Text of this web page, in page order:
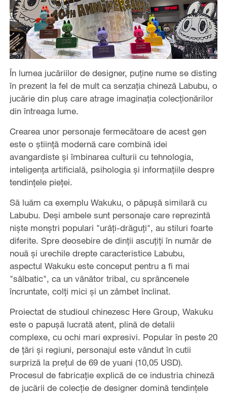
În lumea jucăriilor de designer, puține nume se disting
în prezent la fel de mult ca senzația chineză Labubu, o
jucărie din pluș care atrage imaginația colecționărilor
din întreaga lume.
Crearea unor personaje fermecătoare de acest gen
este o știință modernă care combină idei
avangardiste și îmbinarea culturii cu tehnologia,
inteligența artificială, psihologia și informațiile despre
tendințele pieței.
Să luăm ca exemplu Wakuku, o păpușă similară cu
Labubu. Deși ambele sunt personaje care reprezintă
niște monștri populari "urâți-drăguți", au stiluri foarte
diferite. Spre deosebire de dinții ascuțiți în număr de
nouă și urechile drepte caracteristice Labubu,
aspectul Wakuku este conceput pentru a fi mai
"sălbatic", ca un vânător tribal, cu sprâncenele
încruntate, colți mici și un zâmbet înclinat.
Proiectat de studioul chinezesc Here Group, Wakuku
este o papușă lucrată atent, plină de detalii
complexe, cu ochi mari expresivi. Popular în peste 20
de țări și regiuni, personajul este vândut în cutii
surpriză la prețul de 69 de yuani (10,05 USD).
Procesul de fabricație explică de ce industria chineză
de jucării de colecție de designer domină tendințele